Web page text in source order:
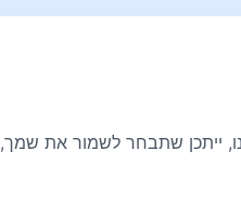
ייתכן שתבחר לשמור את